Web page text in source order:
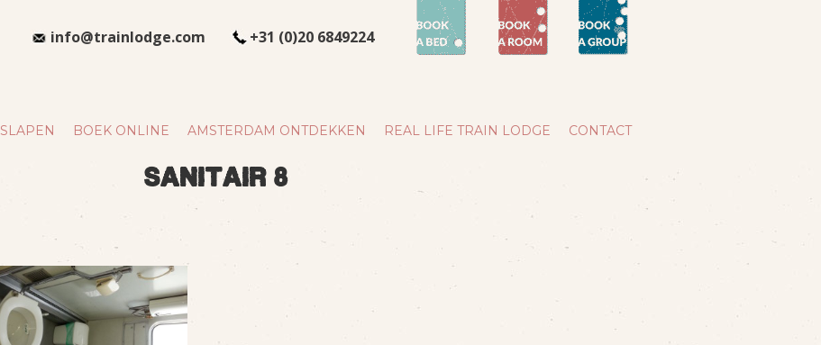
info@trainlodge.com +31 (0)20 6849224
SLAPEN BOEK ONLINE AMSTERDAM ONTDEKKEN REAL LIFE TRAIN LODGE CONTACT
sanitair 8